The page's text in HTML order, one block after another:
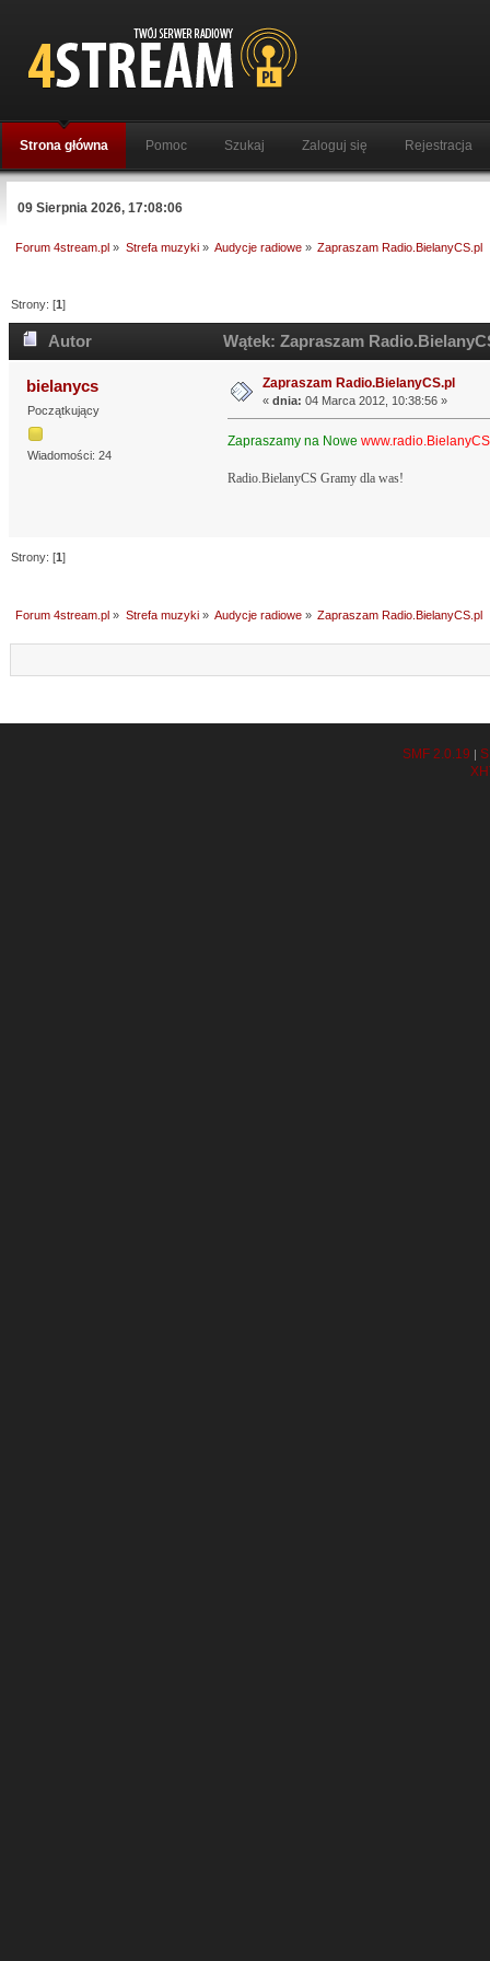
Strona główna Pomoc Szukaj Zaloguj się Rejestracja
09 Sierpnia 2026, 17:08:06
Forum 4stream.pl » Strefa muzyki» Audycje radiowe» Zapraszam Radio.BielanyCS.pl
Strony: [1]
Autor Wątek: Zapraszam
bielanycs
Początkujący
Wiadomości: 24
Zapraszam Radio.BielanyCS.pl
« dnia: 04 Marca 2012, 10:38:56 »
Zapraszamy na Nowe
Radio.BielanyCS Gramy dla was!
Strony: [1]
Forum 4stream.pl » Strefa muzyki» Audycje radiowe» Zapraszam Radio.BielanyCS.pl
SMF 2.0.19 |